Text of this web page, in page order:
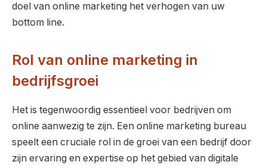
doel van online marketing het verhogen van uw
bottom line.
Rol van online marketing in
bedrijfsgroei
Het is tegenwoordig essentieel voor bedrijven om
online aanwezig te zijn. Een online marketing bureau
speelt een cruciale rol in de groei van een bedrijf door
zijn ervaring en expertise op het gebied van digitale